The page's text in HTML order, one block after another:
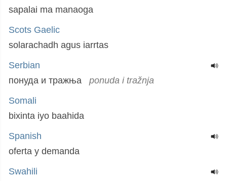
sapalai ma manaoga
Scots Gaelic
solarachadh agus iarrtas
Serbian
понуда и тражња
ponuda i tražnja
Somali
bixinta iyo baahida
Spanish
oferta y demanda
Swahili